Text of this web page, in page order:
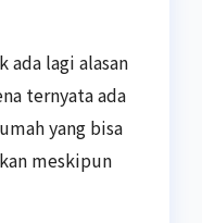
ada lagi alasan
ternyata ada
yang bisa
meskipun